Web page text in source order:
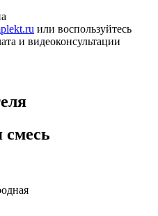
или воспользуйтесь
и видеоконсультации
смесь